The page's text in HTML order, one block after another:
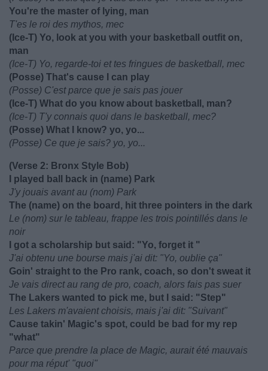
You're the master of lying, man
T'es le roi des mythos, mec
(Ice-T) Yo, look at you with your basketball outfit on,
man
(Ice-T) Yo, regarde-toi et tes fringues de basketball, mec
(Posse) That's cause I can play
(Posse) C'est parce que je sais pas jouer
(Ice-T) What do you know about basketball, man?
(Ice-T) T'y connais quoi dans le basketball, mec?
(Posse) What I know? yo, yo...
(Posse) Ce que je sais? yo, yo...
(Verse 2: Bronx Style Bob)
I played ball back in (name) Park
J'y jouais avant au (nom) Park
The (name) on the board, hit three pointers in the dark
Le (nom) sur le tableau, frappe les trois pointillés dans le
noir
I got a scholarship but said: "Yo, forget it "
J'ai obtenu une bourse mais j'ai dit: "Yo, oublie ça"
Goin' straight to the Pro rank, coach, so don't sweat it
Je vais direct au rang de pro, coach, alors fais pas suer
The Lakers wanted to pick me, but I said: "Step"
Les Lakers m'avaient choisis, mais j'ai dit: "Suivant"
Cause takin' Magic's spot, could be bad for my rep
"what"
Parce que prendre la place de Magic, aurait été mauvais
pour ma réput' "quoi"